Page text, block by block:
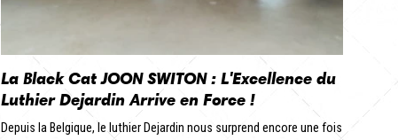
La Black Cat JOON SWITON : L'Excellence du
Luthier Dejardin Arrive en Force !
Depuis la Belgique, le luthier Dejardin nous surprend encore une fois